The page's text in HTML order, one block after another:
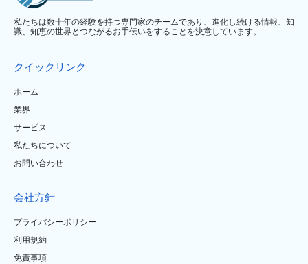
私たちは数十年の経験を持つ専門家のチームであり、進化し続ける情報、知
識、知恵の世界とつながるお手伝いをすることを決意しています。
クイックリンク
ホーム
業界
サービス
私たちについて
お問い合わせ
会社方針
プライバシーポリシー
利用規約
免責事項